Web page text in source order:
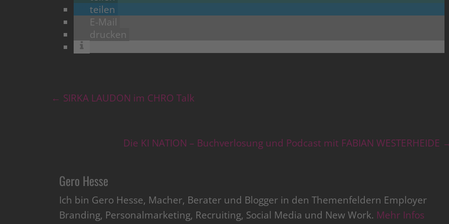
teilen
E-Mail
drucken
← SIRKA LAUDON im CHRO Talk
Die KI NATION – Buchverlosung und Podcast mit FABIAN WESTERHEIDE
Gero Hesse
Ich bin Gero Hesse, Macher, Berater und Blogger in den Themenfeldern Employer
Branding, Personalmarketing, Recruiting, Social Media und New Work. Mehr Infos